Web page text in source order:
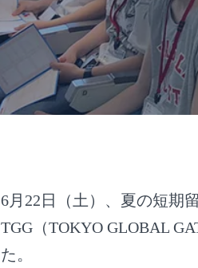
6月22日（土）、夏の短期
TGG（TOKYO GLOBAL
た。